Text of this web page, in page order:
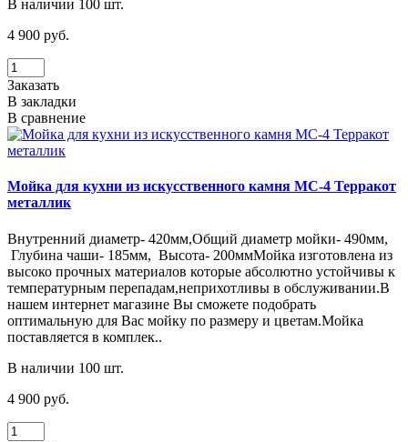
В наличии 100 шт.
4 900 руб.
Заказать
В закладки
В сравнение
Мойка для кухни из искусственного камня МС-4 Терракот
металлик
Внутренний диаметр- 420мм,Общий диаметр мойки- 490мм,
Глубина чаши- 185мм, Высота- 200ммМойка изготовлена из
высоко прочных материалов которые абсолютно устойчивы к
температурным перепадам,неприхотливы в обслуживании.В
нашем интернет магазине Вы сможете подобрать
оптимальную для Вас мойку по размеру и цветам.Мойка
поставляется в комплек..
В наличии 100 шт.
4 900 руб.